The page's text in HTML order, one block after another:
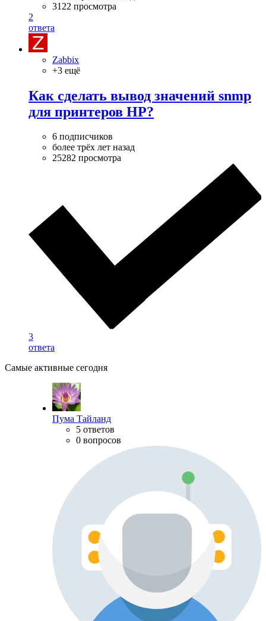
3122 просмотра
2
ответа
Zabbix
+3 ещё
Как сделать вывод значений snmp
для принтеров HP?
6 подписчиков
более трёх лет назад
25282 просмотра
3
ответа
Самые активные сегодня
Пума Тайланд
5 ответов
0 вопросов